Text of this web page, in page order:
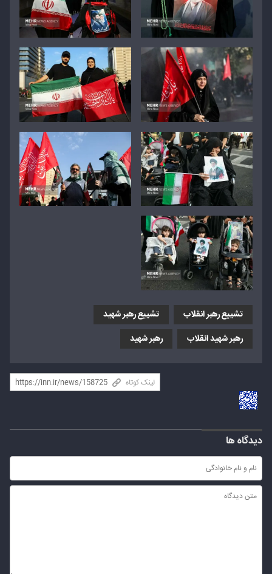
تشییع رهبر انقلاب
تشییع رهبر شهید
رهبر شهید انقلاب
رهبر شهید
لینک کوتاه
دیدگاه ها